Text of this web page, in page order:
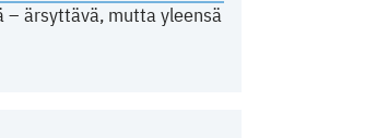
– ärsyttävä, mutta yleensä